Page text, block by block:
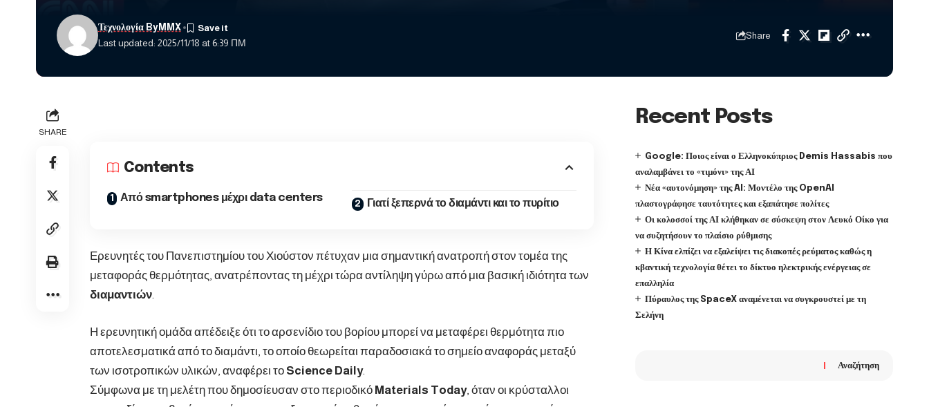
Last updated: 2025/11/18 at 6:39 ΠΜ
Τεχνολογία ByMMX
Share
SHARE
Contents
Από smartphones μέχρι data centers Γιατί ξεπερνά το διαμάντι και το πυρίτιο
Ερευνητές του Πανεπιστημίου του Χιούστον πέτυχαν μια σημαντική ανατροπή στον τομέα της
μεταφοράς θερμότητας, ανατρέποντας τη μέχρι τώρα αντίληψη γύρω από μια βασική ιδιότητα των
διαμαντιών.
Η ερευνητική ομάδα απέδειξε ότι το αρσενίδιο του βορίου μπορεί να μεταφέρει θερμότητα πιο
αποτελεσματικά από το διαμάντι, το οποίο θεωρείται παραδοσιακά το σημείο αναφοράς μεταξύ
των ισοτροπικών υλικών, αναφέρει το Science Daily.
Σύμφωνα με τη μελέτη που δημοσίευσαν στο περιοδικό Materials Today, όταν οι κρύσταλλοι
Recent Posts
Google: Ποιος είναι ο Ελληνοκύπριος Demis Hassabis που
αναλαμβάνει το «τιμόνι» της ΑΙ
Νέα «αυτονόμηση» της AI: Μοντέλο της OpenAI
πλαστογράφησε ταυτότητες και εξαπάτησε πολίτες
Οι κολοσσοί της ΑΙ κλήθηκαν σε σύσκεψη στον Λευκό Οίκο για
να συζητήσουν το πλαίσιο ρύθμισης
Η Κίνα ελπίζει να εξαλείψει τις διακοπές ρεύματος καθώς η
κβαντική τεχνολογία θέτει το δίκτυο ηλεκτρικής ενέργειας σε
επαλληλία
Πύραυλος της SpaceX αναμένεται να συγκρουστεί με τη
Σελήνη
Αναζήτηση